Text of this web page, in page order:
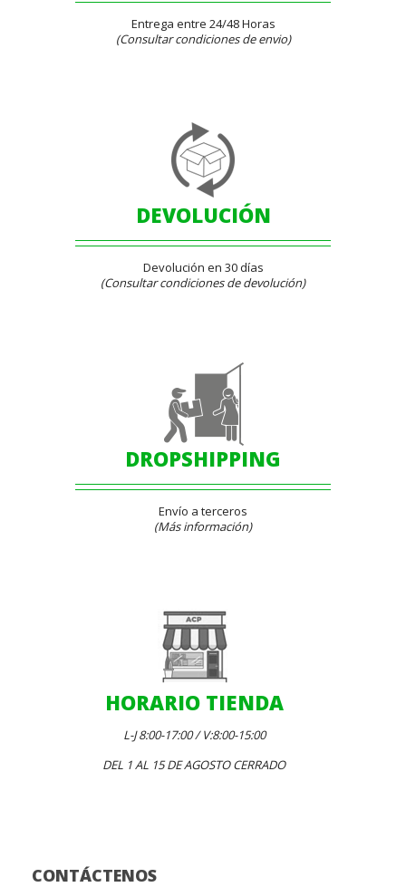
Entrega entre 24/48 Horas
(Consultar condiciones de envio)
DEVOLUCIÓN
Devolución en 30 días
(Consultar condiciones de devolución)
DROPSHIPPING
Envío a terceros
(Más información)
HORARIO TIENDA
L-J 8:00-17:00 / V:8:00-15:00
DEL 1 AL 15 DE AGOSTO CERRADO
CONTÁCTENOS